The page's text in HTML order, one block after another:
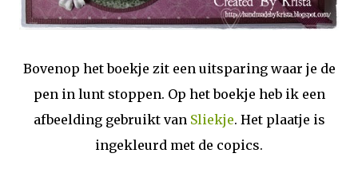
Bovenop het boekje zit een uitsparing waar je de
pen in lunt stoppen. Op het boekje heb ik een
afbeelding gebruikt van Sliekje. Het plaatje is
ingekleurd met de copics.